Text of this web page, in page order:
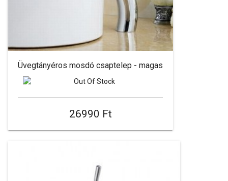
Üvegtányéros mosdó csaptelep - magas
26990 Ft